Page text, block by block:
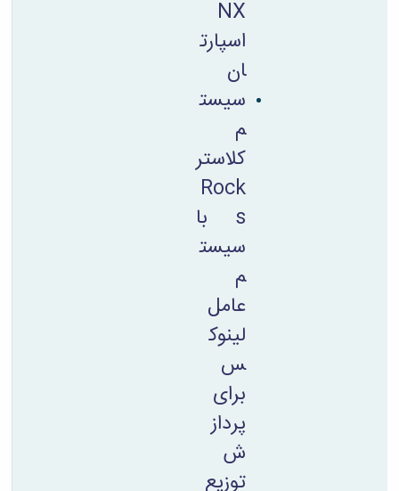
اسپارت
ان
سیست
م
کلاستر
Rock
s با
سیست
م
عامل
لینوک
س
برای
پرداز
ش
توزیع